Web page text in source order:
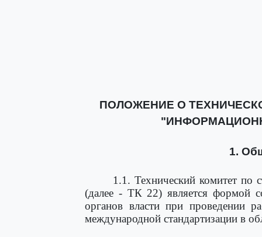
ПОЛОЖЕНИЕ О
1.
1.1. Технический комитет по
(далее - ТК 22) является формой
органов власти при проведении
международной стандартизации в